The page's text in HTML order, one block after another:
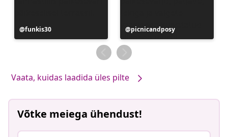
Postitus
avaldatud
funkis30
Postitus
avaldatud
picnicandposy
Vaata, kuidas laadida üles pilte
Võtke meiega ühendust!